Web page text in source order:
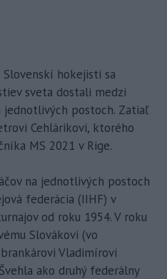
Slovenskí hokejisti sa
sveta dostali medzi
postoch. Zatiaľ
Cehlárikovi, ktorého
MS 2021 v Rige.
na jednotlivých postoch
federácia (IIHF) v
od roku 1954. V roku
Slovákovi (vo
Vladimírovi
ako druhý federálny